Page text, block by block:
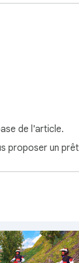
de l'article.
proposer un